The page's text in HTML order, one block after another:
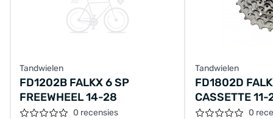
Tandwielen
FD1202B FALKX 6 SP
FREEWHEEL 14-28
0 recensies
Tandwielen
FD1802D
CASSETTE 11-
0